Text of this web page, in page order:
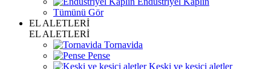
Tümünü Gör
EL ALETLERİ
EL ALETLERİ
Tornavida
Pense
Keski ve kesici aletler